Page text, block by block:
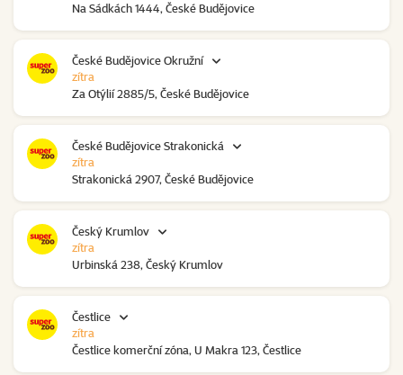
Na Sádkách 1444, České Budějovice
České Budějovice Okružní
Za Otýlií 2885/5, České Budějovice
zítra
České Budějovice Strakonická
Strakonická 2907, České Budějovice
zítra
Český Krumlov
Urbinská 238, Český Krumlov
zítra
Čestlice
Čestlice komerční zóna, U Makra 123, Čestlice
zítra